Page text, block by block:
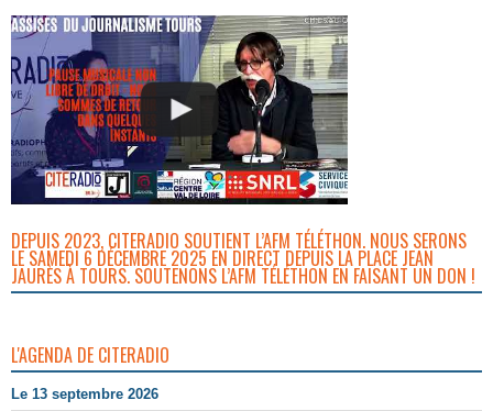
DEPUIS 2023, CITERADIO SOUTIENT L’AFM TÉLÉTHON. NOUS SERONS
LE SAMEDI 6 DÉCEMBRE 2025 EN DIRECT DEPUIS LA PLACE JEAN
JAURÈS À TOURS. SOUTENONS L’AFM TÉLÉTHON EN FAISANT UN DON !
L'AGENDA DE CITERADIO
Le 13 septembre 2026